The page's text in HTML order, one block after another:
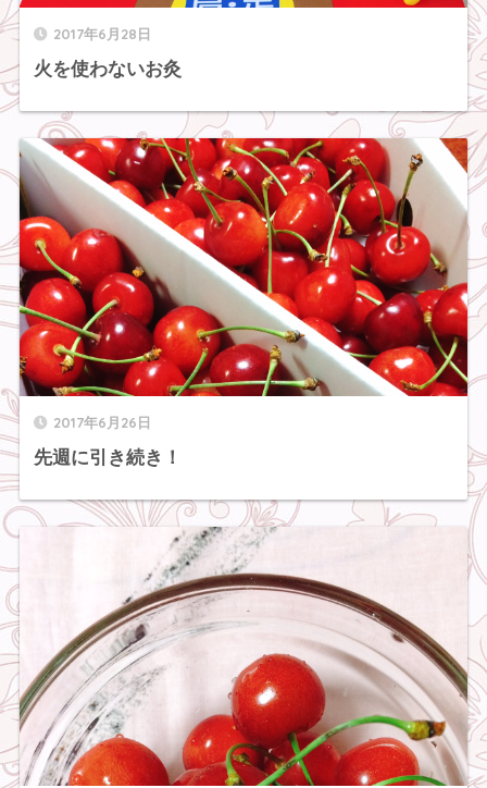
2017年6月28日
火を使わないお灸
2017年6月26日
先週に引き続き！